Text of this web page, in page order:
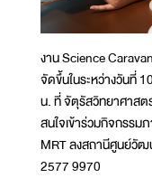
งาน Science
จัดขึ้นในระหว่างวันที่
น. ที่ จัตุรัสวิทยาศาส
สนใจเข้าร่วมกิจกรรม
MRT ลงสถานีศูนย์วัฒ
2577 9970